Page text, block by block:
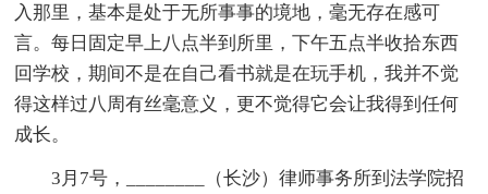
入那里，基本是处于无所事事的境地，毫无存在感可
言。每日固定早上八点半到所里，下午五点半收拾东西
回学校，期间不是在自己看书就是在玩手机，我并不觉
得这样过八周有丝毫意义，更不觉得它会让我得到任何
成长。
3月7号，________（长沙）律师事务所到法学院招